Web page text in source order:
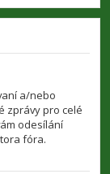
a/nebo
zprávy pro celé
odesílání
fóra.